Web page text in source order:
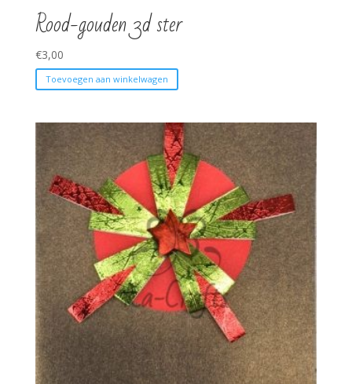
Rood-gouden 3d ster
€3,00
Toevoegen aan winkelwagen